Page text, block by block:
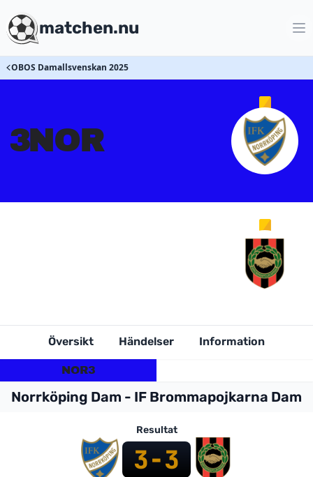
matchen.nu
OBOS Damallsvenskan 2025
3NOR
Översikt Händelser Information
NOR3
Norrköping Dam - IF Brommapojkarna Dam
Resultat
3-3